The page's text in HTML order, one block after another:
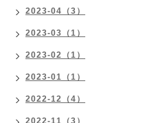
2023-04（3）
2023-03（1）
2023-02（1）
2023-01（1）
2022-12（4）